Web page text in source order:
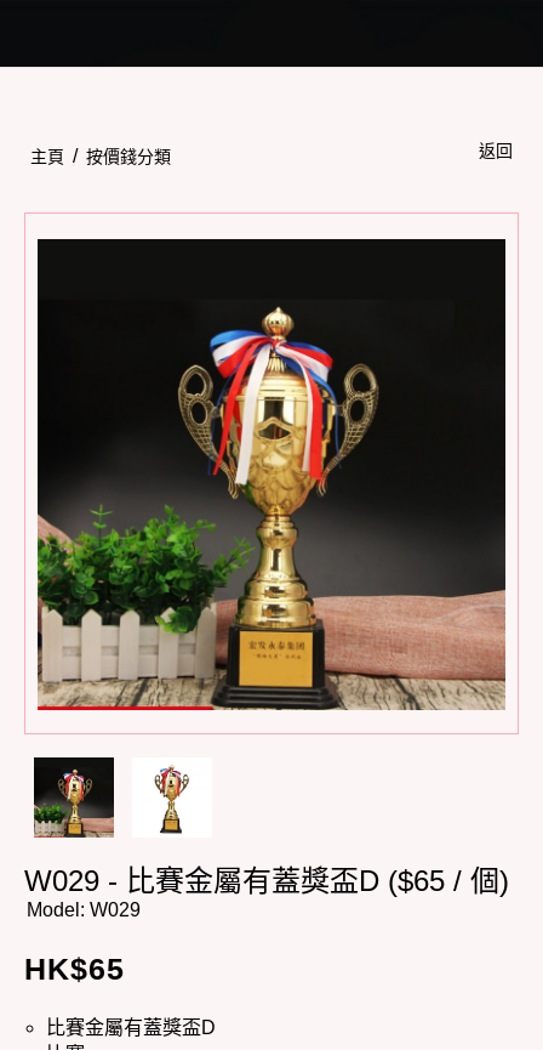
主頁 / 按價錢分類 返回
W029 - 比賽金屬有蓋獎盃D ($65 / 個)
Model: W029
HK$65
比賽金屬有蓋獎盃D